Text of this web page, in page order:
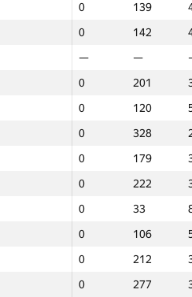
0 139
0 142
— —
0 201
0 120
0 328
0 179
0 222
0 33
0 106
0 212
0 277
0 139
0 142
— —
0 201
0 120
0 328
0 179
0 222
0 33
0 106
0 212
0 277